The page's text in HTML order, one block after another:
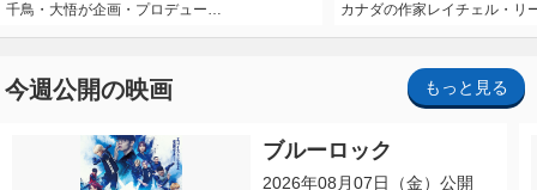
千鳥・大悟が企画・プロデュー…
カナダの作家レイチェル・リ
今週公開の映画 もっと見る
ブルーロック
2026年08月07日（金）公開